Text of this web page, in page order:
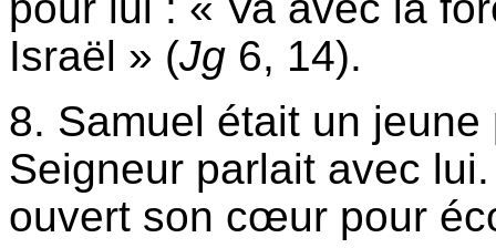
Israël » (Jg 6, 14).
8. Samuel était un
Seigneur parlait avec
ouvert son cœur pour